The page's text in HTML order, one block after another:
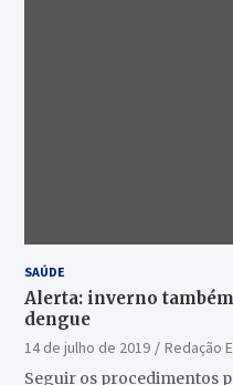
SAÚDE
Alerta: inverno
dengue
14 de julho de 2019
Redação
Seguir os procedimentos